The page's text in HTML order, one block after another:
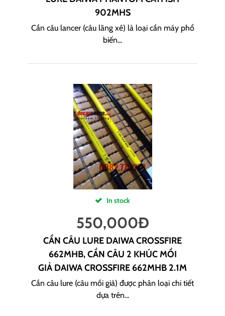
902MHS
Cần câu lancer (câu lăng xê) là loại cần máy phổ
biến...
In stock
550,000Đ
CẦN CÂU LURE DAIWA CROSSFIRE
662MHB, CẦN CÂU 2 KHÚC MỒI
GIẢ DAIWA CROSSFIRE 662MHB 2.1M
Cần câu lure (câu mồi giả) được phân loại chi tiết
dựa trên...